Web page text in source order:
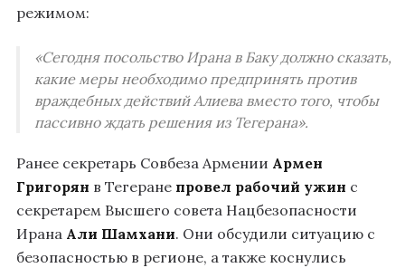
режимом:
«Сегодня посольство Ирана в Баку должно сказать,
какие меры необходимо предпринять против
враждебных действий Алиева вместо того, чтобы
пассивно ждать решения из Тегерана».
Ранее секретарь Совбеза Армении Армен
Григорян в Тегеране провел рабочий ужин с
секретарем Высшего совета Нацбезопасности
Ирана Али Шамхани. Они обсудили ситуацию с
безопасностью в регионе, а также коснулись